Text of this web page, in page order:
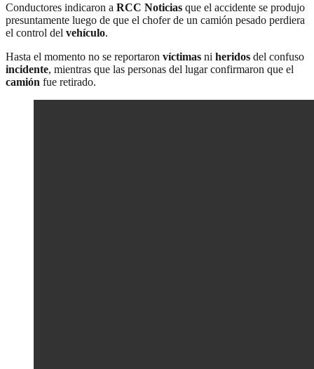
Conductores indicaron a RCC Noticias que el accidente se produjo
presuntamente luego de que el chofer de un camión pesado perdiera
el control del vehículo.
Hasta el momento no se reportaron víctimas ni heridos del confuso
incidente, mientras que las personas del lugar confirmaron que el
camión fue retirado.